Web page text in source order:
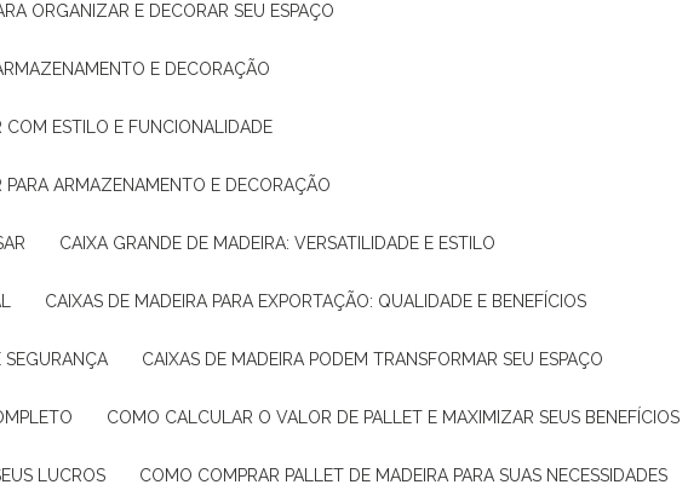
ORGANIZAR E DECORAR SEU ESPAÇO
E DECORAÇÃO
COM ESTILO E FUNCIONALIDADE
PARA ARMAZENAMENTO E DECORAÇÃO
CAIXA GRANDE DE MADEIRA: VERSATILIDADE E ESTILO
CAIXAS DE MADEIRA PARA EXPORTAÇÃO: QUALIDADE E BENEFÍCIOS
SEGURANÇA CAIXAS DE MADEIRA PODEM TRANSFORMAR SEU ESPAÇO
COMO CALCULAR O VALOR DE PALLET E MAXIMIZAR SEUS BENEFÍCIOS
LUCROS COMO COMPRAR PALLET DE MADEIRA PARA SUAS NECESSIDADES